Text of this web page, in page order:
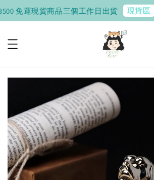
免運現貨商品三個工作日出貨 現貨區